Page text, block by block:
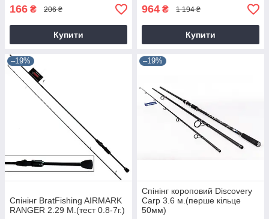
166 ₴ 206 ₴
Купити
964 ₴ 1 194 ₴
Купити
–19%
Спінінг BratFishing AIRMARK
RANGER 2.29 М.(тест 0.8-7г.)
–19%
Спінінг короповий Discovery
Carp 3.6 м.(перше кільце
50мм)